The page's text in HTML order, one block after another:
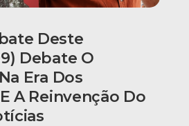
Deste
Debate O
Era Dos
A Reinvenção Do